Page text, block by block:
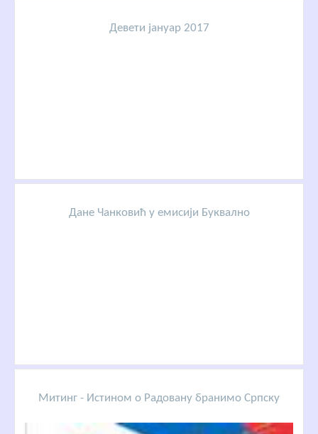
Девети јануар 2017
Дане Чанковић у емисији Буквално
Митинг - Истином о Радовану бранимо Српску